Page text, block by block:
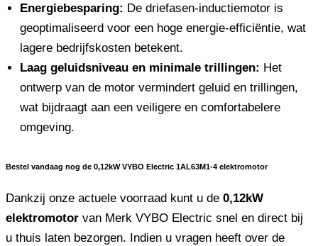
Energiebesparing: De driefasen-inductiemotor is
geoptimaliseerd voor een hoge energie-efficiëntie, wat
lagere bedrijfskosten betekent.
Laag geluidsniveau en minimale trillingen: Het
ontwerp van de motor vermindert geluid en trillingen,
wat bijdraagt ​​aan een veiligere en comfortabelere
omgeving.
Bestel vandaag nog de 0,12kW VYBO Electric 1AL63M1-4 elektromotor
Dankzij onze actuele voorraad kunt u de 0,12kW
elektromotor van Merk VYBO Electric snel en direct bij
u thuis laten bezorgen. Indien u vragen heeft over de